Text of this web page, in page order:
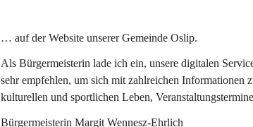
… auf der Website unserer Gemeinde Oslip.
Als Bürgermeisterin lade ich ein, unsere digitalen
sehr empfehlen, um sich mit zahlreichen Informationen
kulturellen und sportlichen Leben,
Bürgermeisterin Margit Wennesz-Ehrlich